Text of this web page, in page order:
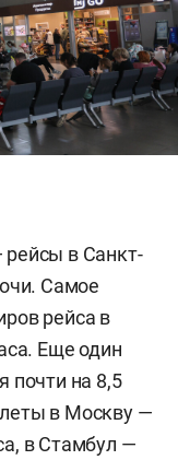
в Санкт-
Самое
рейса в
Еще один
почти на 8,5
в Москву —
в Стамбул —